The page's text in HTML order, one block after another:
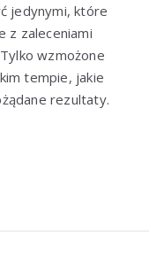
jedynymi, które
z zaleceniami
wzmożone
tempie, jakie
rezultaty.